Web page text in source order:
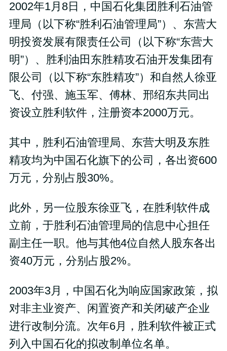
2002年1月8日，中国石化集团胜利石油管
理局（以下称“胜利石油管理局”）、东营大
明投资发展有限责任公司（以下称“东营大
明”）、胜利油田东胜精攻石油开发集团有
限公司（以下称“东胜精攻”）和自然人徐亚
飞、付强、施玉军、傅林、邢绍东共同出
资设立胜利软件，注册资本2000万元。
其中，胜利石油管理局、东营大明及东胜
精攻均为中国石化旗下的公司，各出资600
万元，分别占股30%。
此外，另一位股东徐亚飞，在胜利软件成
立前，于胜利石油管理局的信息中心担任
副主任一职。他与其他4位自然人股东各出
资40万元，分别占股2%。
2003年3月，中国石化为响应国家政策，拟
对非主业资产、闲置资产和关闭破产企业
进行改制分流。次年6月，胜利软件被正式
列入中国石化的拟改制单位名单。